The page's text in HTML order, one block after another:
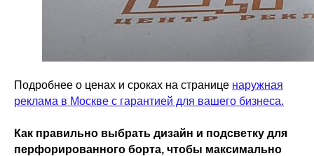
Подробнее о ценах и сроках на странице наружная
реклама в Москве с гарантией для вашего бизнеса.
Как правильно выбрать дизайн и подсветку для
перфорированного борта, чтобы максимально